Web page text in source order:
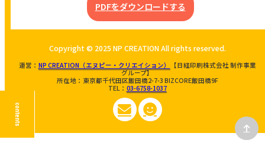
contents
PDFをダウンロードする
Copyright © 2025 NP CREATION All rights reserved.
運営： NP CREATION（エヌピー・クリエイション）
【日経印刷株式会社 制作事業
グループ】
所在地：東京都千代田区飯田橋2-7-3 BIZCORE飯田橋9F
TEL： 03-6758-1037